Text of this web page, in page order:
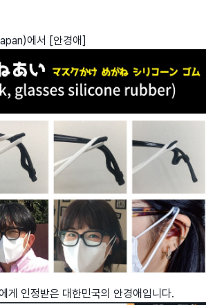
에서 [안경애]
게 인정받은 대한민국의 안경애입니다.